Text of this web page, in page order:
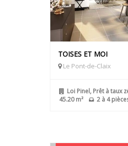
TOISES ET MOI
Le Pont-de-Claix
Loi Pinel, Prêt à taux
45.20 m²
2 à 4